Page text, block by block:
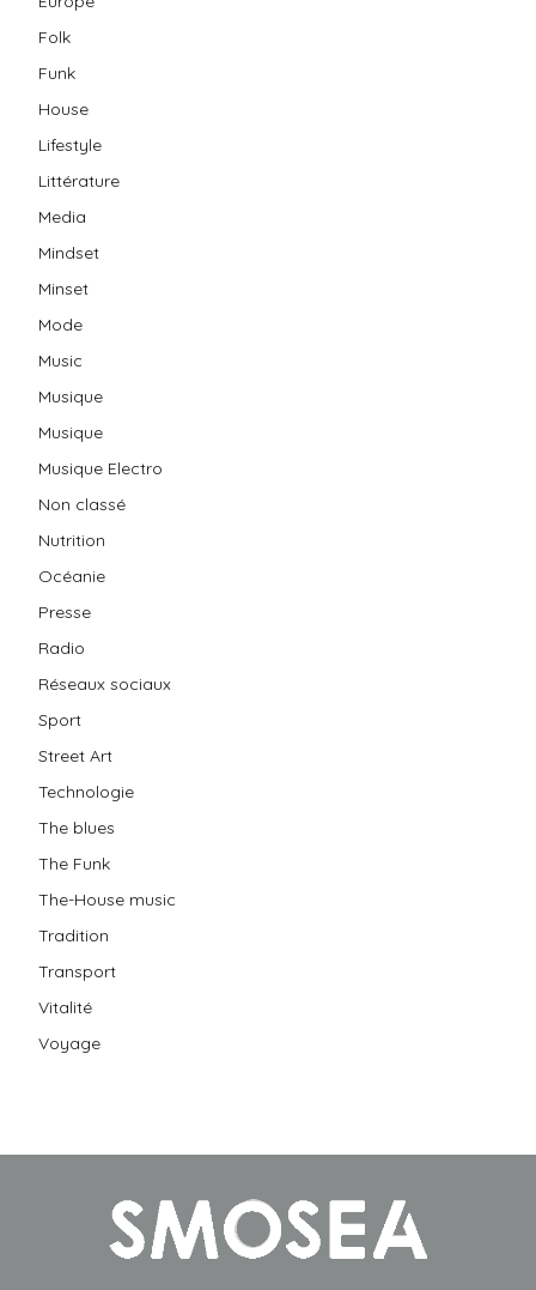
Folk
Funk
House
Lifestyle
Littérature
Media
Mindset
Minset
Mode
Music
Musique
Musique
Musique Electro
Non classé
Nutrition
Océanie
Presse
Radio
Réseaux sociaux
Sport
Street Art
Technologie
The blues
The Funk
The-House music
Tradition
Transport
Vitalité
Voyage